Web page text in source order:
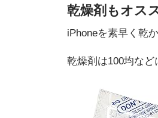
乾燥剤もオス
iPhoneを素早く乾
乾燥剤は100均など